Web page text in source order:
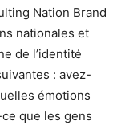
Nation Brand
nationales et
de l’identité
: avez-
émotions
que les gens